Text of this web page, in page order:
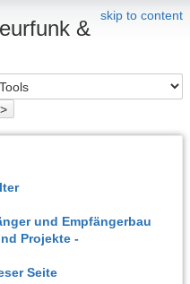
skip to content
&
>
und Empfängerbau
Projekte -
Seite